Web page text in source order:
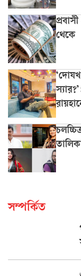
থেকে
সম্পর্কিত